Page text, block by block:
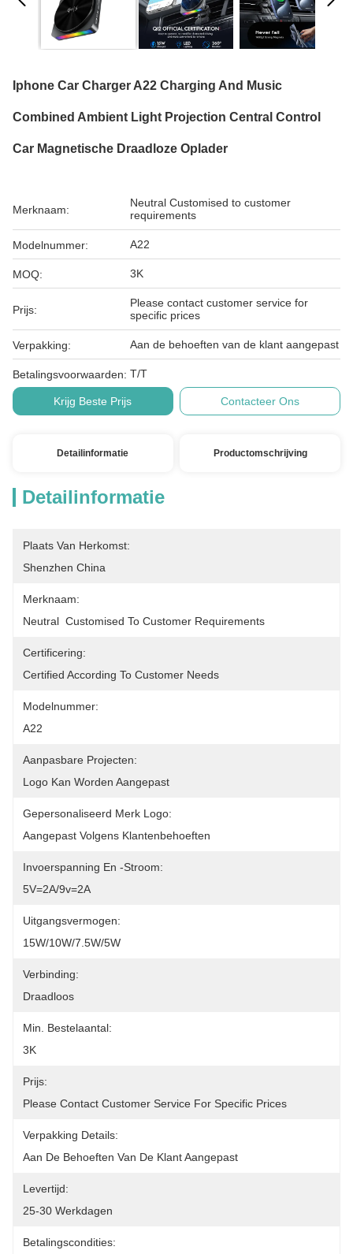
Iphone Car Charger A22 Charging And Music
Combined Ambient Light Projection Central Control
Car Magnetische Draadloze Oplader
Merknaam:
Neutral Customised to customer
requirements
Modelnummer: A22
MOQ: 3K
Prijs:
Please contact customer service for
specific prices
Verpakking: Aan de behoeften van de klant aangepast
Betalingsvoorwaarden: T/T
Krijg Beste Prijs Contacteer Ons
Detailinformatie Productomschrijving
Detailinformatie
Plaats Van Herkomst:
Shenzhen China
Merknaam:
Neutral  Customised To Customer Requirements
Certificering:
Certified According To Customer Needs
Modelnummer:
A22
Aanpasbare Projecten:
Logo Kan Worden Aangepast
Gepersonaliseerd Merk Logo:
Aangepast Volgens Klantenbehoeften
Invoerspanning En -stroom:
5V=2A/9v=2A
Uitgangsvermogen:
15W/10W/7.5W/5W
Verbinding:
Draadloos
Min. Bestelaantal:
3K
Prijs:
Please Contact Customer Service For Specific Prices
Verpakking Details:
Aan De Behoeften Van De Klant Aangepast
Levertijd:
25-30 Werkdagen
Betalingscondities: